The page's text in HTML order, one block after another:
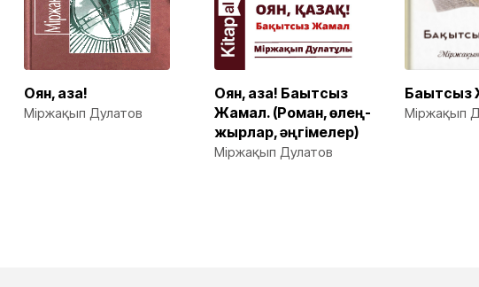
Оян, қазақ!
Міржақып Дулатов
Оян, қазақ! Бақытсыз
Жамал. (Роман, өлең-
жырлар, әңгімелер)
Міржақып Дулатов
Міржақып